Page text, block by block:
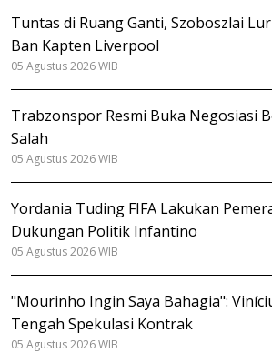
Tuntas di Ruang Ganti, Szoboszlai
Ban Kapten Liverpool
05 Agustus 2026 WIB
Trabzonspor Resmi Buka Negosiasi
Salah
05 Agustus 2026 WIB
Yordania Tuding FIFA Lakukan
Dukungan Politik Infantino
05 Agustus 2026 WIB
"Mourinho Ingin Saya Bahagia":
Tengah Spekulasi Kontrak
05 Agustus 2026 WIB